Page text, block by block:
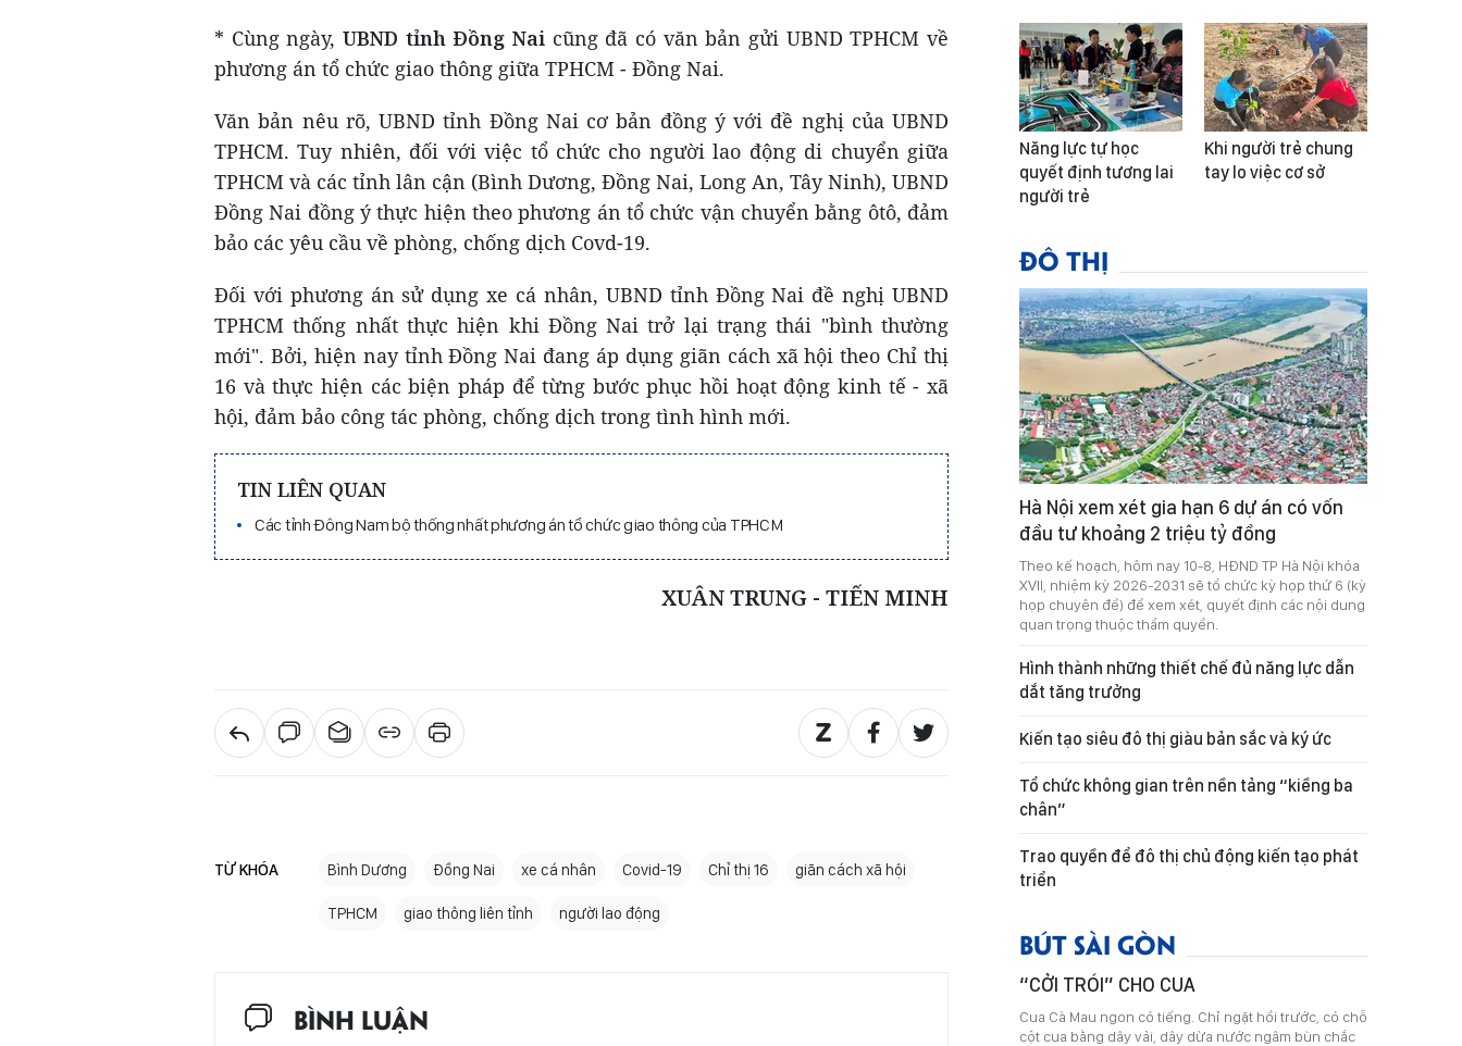
* Cùng ngày, UBND tỉnh Đồng Nai cũng đã có văn bản gửi UBND TPHCM về
phương án tổ chức giao thông giữa TPHCM - Đồng Nai.
Văn bản nêu rõ, UBND tỉnh Đồng Nai cơ bản đồng ý với đề nghị của UBND
TPHCM. Tuy nhiên, đối với việc tổ chức cho người lao động di chuyển giữa
TPHCM và các tỉnh lân cận (Bình Dương, Đồng Nai, Long An, Tây Ninh), UBND
Đồng Nai đồng ý thực hiện theo phương án tổ chức vận chuyển bằng ôtô, đảm
bảo các yêu cầu về phòng, chống dịch Covd-19.
Đối với phương án sử dụng xe cá nhân, UBND tỉnh Đồng Nai đề nghị UBND
TPHCM thống nhất thực hiện khi Đồng Nai trở lại trạng thái "bình thường
mới". Bởi, hiện nay tỉnh Đồng Nai đang áp dụng giãn cách xã hội theo Chỉ thị
16 và thực hiện các biện pháp để từng bước phục hồi hoạt động kinh tế - xã
hội, đảm bảo công tác phòng, chống dịch trong tình hình mới.
TIN LIÊN QUAN
Các tỉnh Đông Nam bộ thống nhất phương án tổ chức giao thông của TPHCM
XUÂN TRUNG - TIẾN MINH
TỪ KHÓA Bình Dương Đồng Nai xe cá nhân Covid-19 Chỉ thị 16 giãn cách xã hội
TPHCM giao thông liên tỉnh người lao động
BÌNH LUẬN
Năng lực tự học
quyết định tương lai
người trẻ
Khi người trẻ chung
tay lo việc cơ sở
ĐÔ THỊ
Hà Nội xem xét gia hạn 6 dự án có vốn
đầu tư khoảng 2 triệu tỷ đồng
Theo kế hoạch, hôm nay 10-8, HĐND TP Hà Nội khóa
XVII, nhiệm kỳ 2026-2031 sẽ tổ chức kỳ họp thứ 6 (kỳ
họp chuyên đề) để xem xét, quyết định các nội dung
quan trọng thuộc thẩm quyền.
Hình thành những thiết chế đủ năng lực dẫn
dắt tăng trưởng
Kiến tạo siêu đô thị giàu bản sắc và ký ức
Tổ chức không gian trên nền tảng “kiềng ba
chân”
Trao quyền để đô thị chủ động kiến tạo phát
triển
BÚT SÀI GÒN
“CỞI TRÓI” CHO CUA
Cua Cà Mau ngon có tiếng. Chỉ ngặt hồi trước, có chỗ
cột cua bằng dây vải, dây dừa nước ngâm bùn chắc